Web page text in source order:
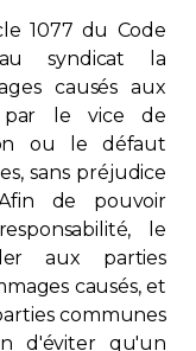
1077 du Code
syndicat la
causés aux
par le vice de
ou le défaut
sans préjudice
de pouvoir
le
aux parties
causés, et
communes
d'éviter qu'un